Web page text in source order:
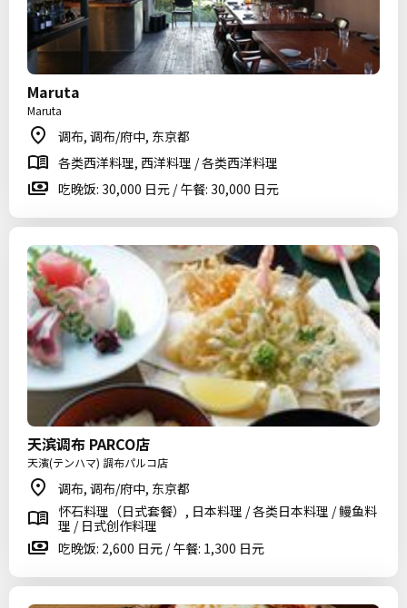
Maruta
Maruta
调布, 调布/府中, 东京都
各类西洋料理, 西洋料理 / 各类西洋料理
吃晚饭: 30,000 日元 / 午餐: 30,000 日元
天滨调布 PARCO店
天濱(テンハマ) 調布パルコ店
调布, 调布/府中, 东京都
怀石料理（日式套餐）, 日本料理 / 各类日本料理 / 鳗鱼料
理 / 日式创作料理
吃晚饭: 2,600 日元 / 午餐: 1,300 日元